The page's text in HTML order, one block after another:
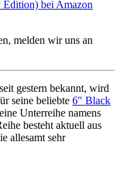
bei Amazon
melden wir uns an
gestern bekannt, wird
seine beliebte 6″ Black
Unterreihe namens
besteht aktuell aus
allesamt sehr